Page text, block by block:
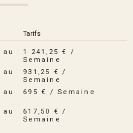
Tarifs
au
1 241,25 € /
Semaine
au
931,25 € /
Semaine
au
695 € / Semaine
au
617,50 € /
Semaine